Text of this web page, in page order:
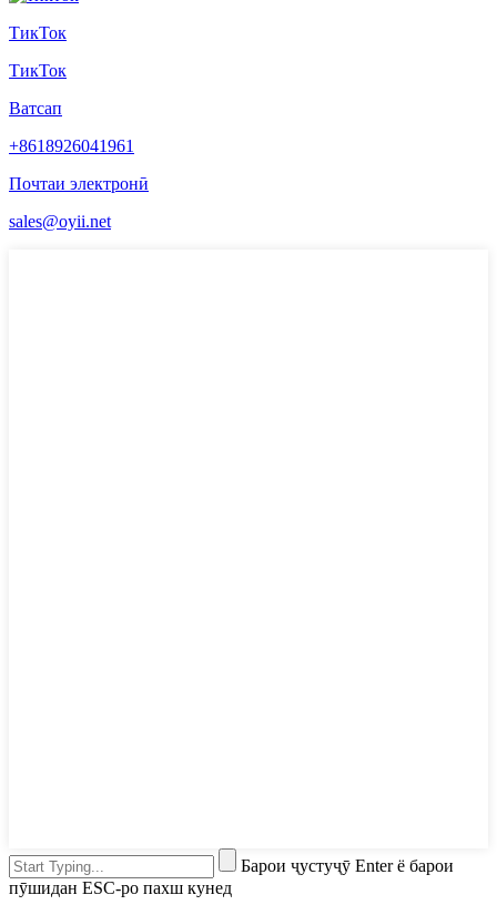
ТикТок
ТикТок
Ватсап
+8618926041961
Почтаи электронӣ
sales@oyii.net
Барои ҷустуҷӯ Enter ё барои
пӯшидан ESC-ро пахш кунед